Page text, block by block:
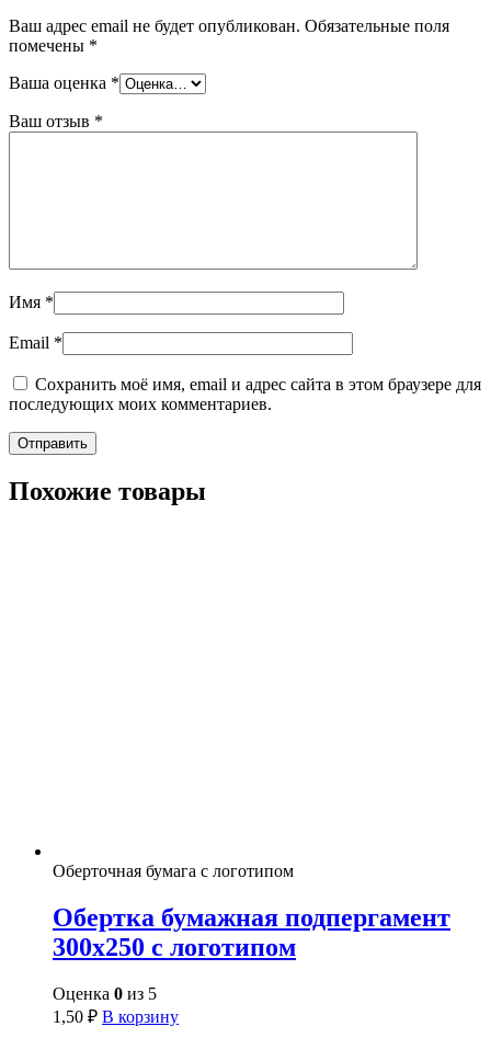
Ваш адрес email не будет опубликован. Обязательные поля
помечены *
Ваша оценка *
Ваш отзыв *
Имя *
Email *
Сохранить моё имя, email и адрес сайта в этом браузере для
последующих моих комментариев.
Похожие товары
Оберточная бумага с логотипом
Обертка бумажная подпергамент
300х250 с логотипом
Оценка 0 из 5
1,50 ₽ В корзину